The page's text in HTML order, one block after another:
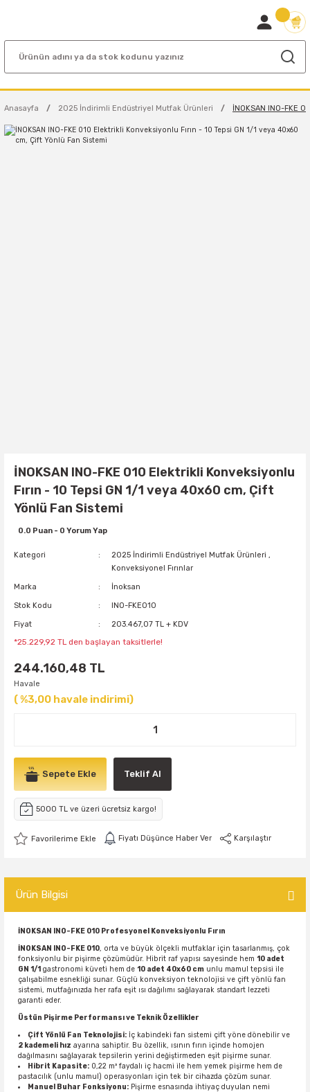
Anasayfa 2025 İndirimli Endüstriyel Mutfak Ürünleri İNOKSAN INO-FKE
İNOKSAN INO-FKE 010 Elektrikli Konveksiyonlu
Fırın - 10 Tepsi GN 1/1 veya 40x60 cm, Çift
Yönlü Fan Sistemi
0.0 Puan - 0 Yorum Yap
Kategori 2025 İndirimli Endüstriyel Mutfak Ürünleri ,
Konveksiyonel Fırınlar
Marka İnoksan
Stok Kodu INO-FKE010
Fiyat 203.467,07 TL + KDV
*25.229,92 TL den başlayan taksitlerle!
244.160,48 TL
Havale
( %3,00 havale indirimi)
Sepete Ekle Teklif Al
5000 TL ve üzeri ücretsiz kargo!
Fiyatı Düşünce Haber Ver Karşılaştır
Ürün Bilgisi
İNOKSAN INO-FKE 010 Profesyonel Konveksiyonlu Fırın
İNOKSAN INO-FKE 010, orta ve büyük ölçekli mutfaklar için tasarlanmış, çok
fonksiyonlu bir pişirme çözümüdür. Hibrit raf yapısı sayesinde hem 10 adet
GN 1/1 gastronomi küveti hem de 10 adet 40x60 cm unlu mamul tepsisi ile
çalışabilme esnekliği sunar. Güçlü konveksiyon teknolojisi ve çift yönlü fan
sistemi, mutfağınızda her rafa eşit ısı dağılımı sağlayarak standart lezzeti
garanti eder.
Üstün Pişirme Performansı ve Teknik Özellikler
Çift Yönlü Fan Teknolojisi: İç kabindeki fan sistemi çift yöne dönebilir ve
2 kademeli hız ayarına sahiptir. Bu özellik, ısının fırın içinde homojen
dağılmasını sağlayarak tepsilerin yerini değiştirmeden eşit pişirme sunar.
Hibrit Kapasite: 0,22 m³ faydalı iç hacmi ile hem yemek pişirme hem de
pastacılık (unlu mamul) operasyonları için tek bir cihazda çözüm sunar.
Manuel Buhar Fonksiyonu: Pişirme esnasında ihtiyaç duyulan nemi